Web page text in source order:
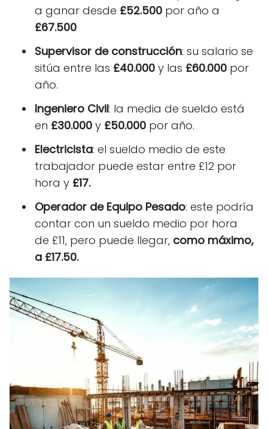
a ganar desde £52.500 por año a
£67.500
Supervisor de construcción: su salario se
sitúa entre las £40.000 y las £60.000 por
año.
Ingeniero Civil: la media de sueldo está
en £30.000 y £50.000 por año.
Electricista: el sueldo medio de este
trabajador puede estar entre £12 por
hora y £17.
Operador de Equipo Pesado: este podría
contar con un sueldo medio por hora
de £11, pero puede llegar, como máximo,
a £17.50.